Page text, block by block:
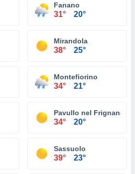
Fanano
31° 20°
Mirandola
38° 25°
Montefiorino
34° 21°
Pavullo nel Frignano
34° 20°
Sassuolo
39° 23°